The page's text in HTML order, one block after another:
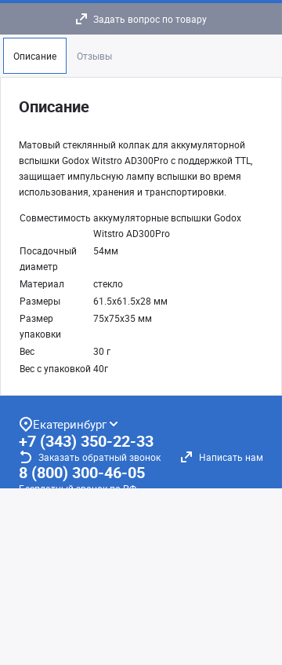
Задать вопрос по товару
Описание Отзывы
Описание
Матовый стеклянный колпак для аккумуляторной
вспышки Godox Witstro AD300Pro с поддержкой TTL,
защищает импульсную лампу вспышки во время
использования, хранения и транспортировки.
Совместимость аккумуляторные вспышки Godox
Witstro AD300Pro
Посадочный
диаметр
54мм
Материал
стекло
Размеры
61.5х61.5х28 мм
Размер
упаковки
75х75х35 мм
Вес
30 г
Вес с упаковкой 40г
Екатеринбург
+7 (343) 350-22-33
Заказать обратный звонок Написать нам
8 (800) 300-46-05
Бесплатный звонок по РФ